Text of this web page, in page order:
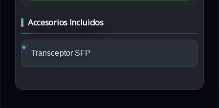
Accesorios Incluidos
Transceptor SFP